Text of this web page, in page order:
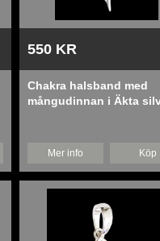
550 KR
Chakra halsband med
mångudinnan i Äkta
Mer info Köp